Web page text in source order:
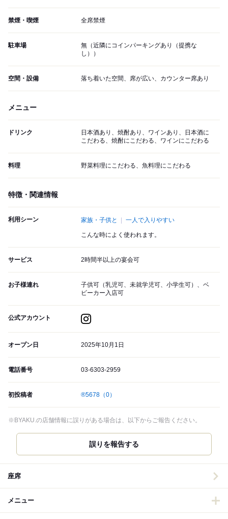
禁煙・喫煙 全席禁煙
駐車場
無（近隣にコインパーキングあり（提携な
し））
空間・設備 落ち着いた空間、席が広い、カウンター席あり
メニュー
ドリンク
日本酒あり、焼酎あり、ワインあり、日本酒に
こだわる、焼酎にこだわる、ワインにこだわる
料理 野菜料理にこだわる、魚料理にこだわる
特徴・関連情報
利用シーン 家族・子供と 一人で入りやすい
こんな時によく使われます。
サービス 2時間半以上の宴会可
お子様連れ
子供可（乳児可、未就学児可、小学生可）、ベ
ビーカー入店可
公式アカウント
オープン日 2025年10月1日
電話番号 03-6303-2959
初投稿者 ®️5678 （0）
※BYAKU.の店舗情報に誤りがある場合は、以下からご報告ください。
誤りを報告する
座席
メニュー